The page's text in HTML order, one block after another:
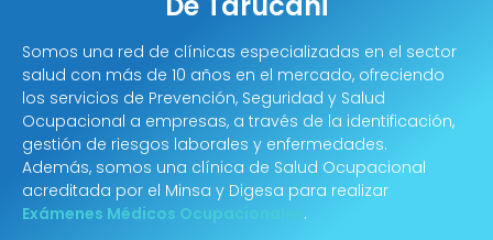
Somos una red de clínicas especializadas en el sector
salud con más de 10 años en el mercado, ofreciendo
los servicios de Prevención, Seguridad y Salud
Ocupacional a empresas, a través de la identificación,
gestión de riesgos laborales y enfermedades.
Además, somos una clínica de Salud Ocupacional
acreditada por el Minsa y Digesa para realizar
Exámenes Médicos Ocupacionales .